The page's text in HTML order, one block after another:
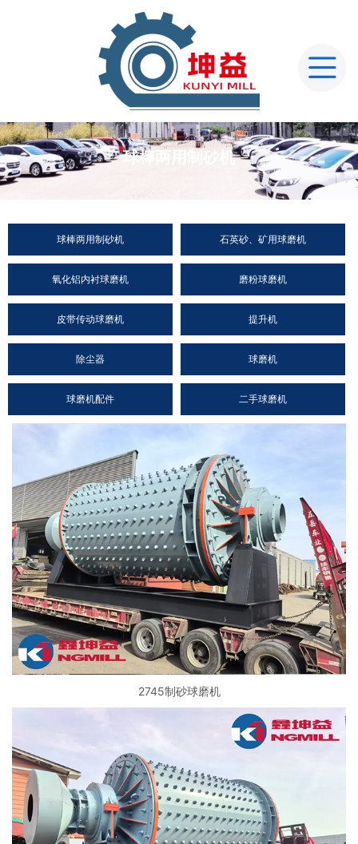
球棒两用制砂机
球棒两用制砂机 石英砂、矿用球磨机
氧化铝内衬球磨机 磨粉球磨机
皮带传动球磨机 提升机
除尘器 球磨机
球磨机配件 二手球磨机
2745制砂球磨机